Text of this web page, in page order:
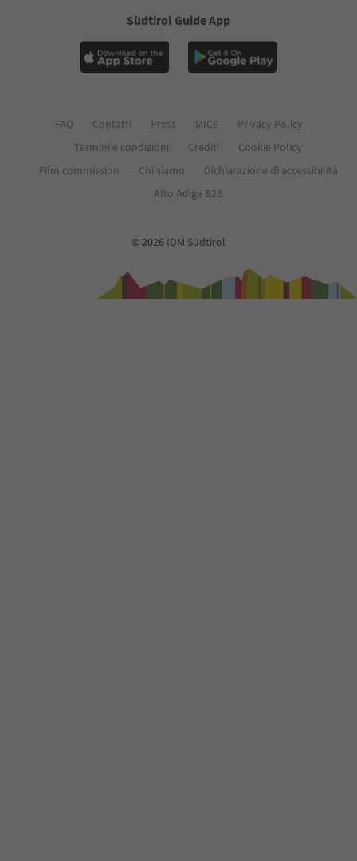
Südtirol Guide App
FAQ Contatti Press MICE
Privacy Policy
Termini e condizioni
Crediti
Cookie Policy
Film commission
Chi siamo
Dichiarazione di accessibilità
Alto Adige B2B
© 2026 IDM Südtirol